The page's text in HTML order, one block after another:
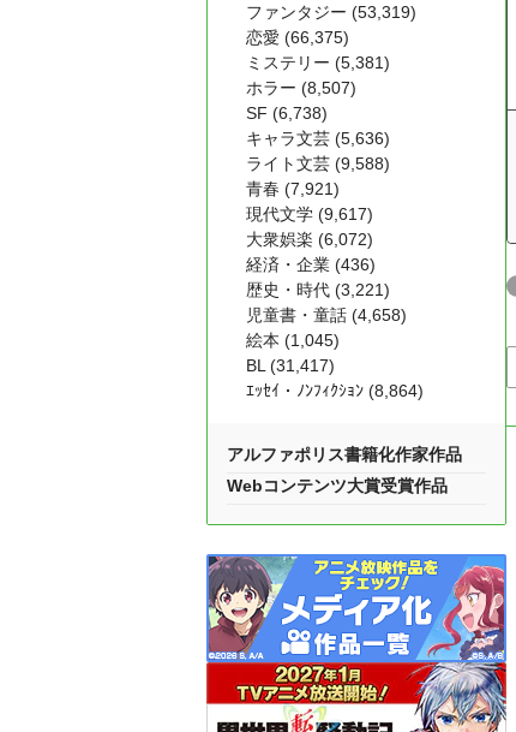
ファンタジー (53,319)
恋愛 (66,375)
ミステリー (5,381)
ホラー (8,507)
SF (6,738)
キャラ文芸 (5,636)
ライト文芸 (9,588)
青春 (7,921)
現代文学 (9,617)
大衆娯楽 (6,072)
経済・企業 (436)
歴史・時代 (3,221)
児童書・童話 (4,658)
絵本 (1,045)
BL (31,417)
ｴｯｾｲ・ﾉﾝﾌｨｸｼｮﾝ (8,864)
アルファポリス書籍化作家作品
Webコンテンツ大賞受賞作品